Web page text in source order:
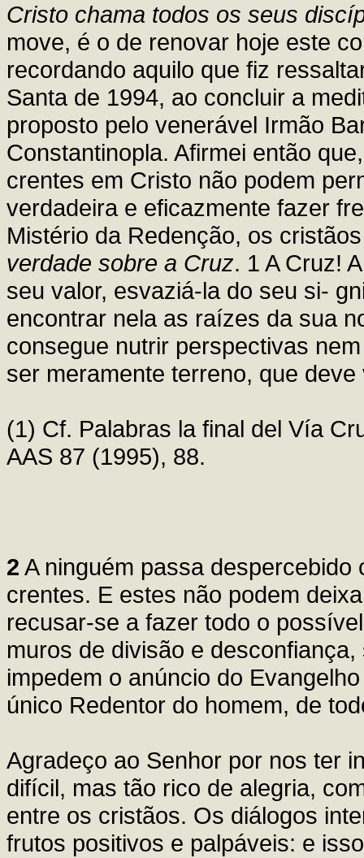
Cristo chama todos os seus
move, é o de renovar hoje este
recordando aquilo que fiz
Santa de 1994, ao concluir a
proposto pelo venerável Irmão
Constantinopla. Afirmei então
crentes em Cristo não podem
verdadeira e eficazmente fazer
Mistério da Redenção, os
verdade sobre a Cruz. 1 A Cruz!
seu valor, esvaziá-la do seu si-
encontrar nela as raízes da sua
consegue nutrir perspectivas
ser meramente terreno, que
(1) Cf. Palabras la final del Vía
AAS 87 (1995), 88.
2 A ninguém passa
crentes. E estes não podem
recusar-se a fazer todo o
muros de divisão e
impedem o anúncio do
único Redentor do homem, de
Agradeço ao Senhor por nos ter
difícil, mas tão rico de alegria,
entre os cristãos. Os diálogos
frutos positivos e palpáveis: e